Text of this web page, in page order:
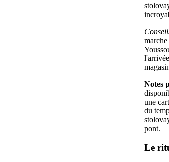
Notes
une
du
pont.
Le